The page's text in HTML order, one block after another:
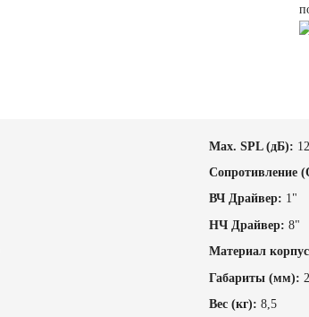
Max. SPL (дБ):
Cопротивление
ВЧ Драйвер: 1"
НЧ Драйвер: 8"
Материал
Габариты (мм):
Вес (кг): 8,5